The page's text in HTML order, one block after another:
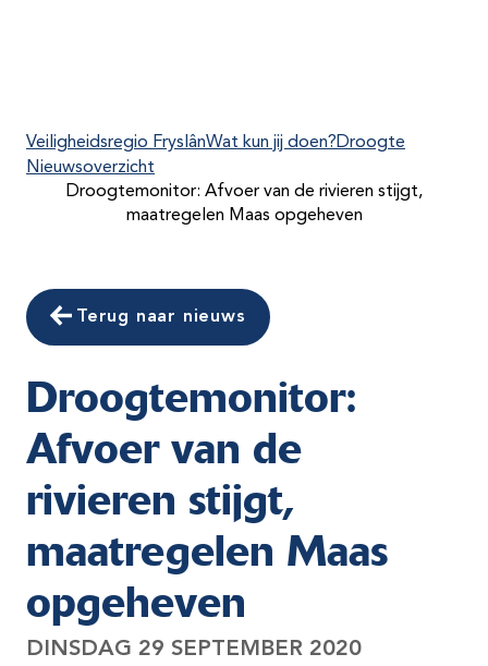
Veiligheidsregio FryslânWat kun jij doen?Droogte
Nieuwsoverzicht
Droogtemonitor: Afvoer van de rivieren stijgt,
maatregelen Maas opgeheven
Terug naar nieuws
Droogtemonitor:
Afvoer van de
rivieren stijgt,
maatregelen Maas
opgeheven
DINSDAG 29 SEPTEMBER 2020